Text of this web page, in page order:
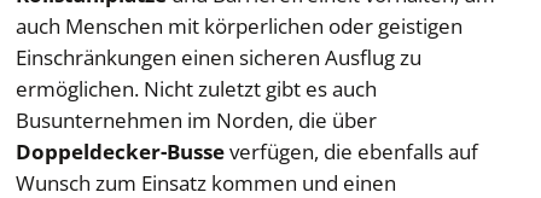
auch Menschen mit körperlichen oder geistigen
Einschränkungen einen sicheren Ausflug zu
ermöglichen. Nicht zuletzt gibt es auch
Busunternehmen im Norden, die über
Doppeldecker-Busseverfügen, die ebenfalls auf
Wunsch zum Einsatz kommen und einen